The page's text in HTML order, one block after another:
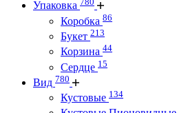
Упаковка
Коробка 86
Букет 213
Корзина 44
Сердце 15
Вид 780
Кустовые 134